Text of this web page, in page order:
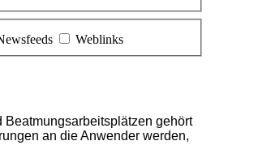
Weblinks
gehört
an die Anwender werden,